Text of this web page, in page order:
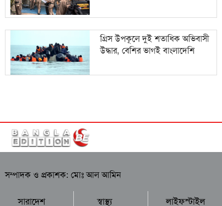
গ্রিস উপকূলে দুই শতাধিক অভিবাসী
উদ্ধার, বেশির ভাগই বাংলাদেশি
সম্পাদক ও প্রকাশক: মোঃ আল আমিন
সারাদেশ স্বাস্থ্য লাইফস্টাইল